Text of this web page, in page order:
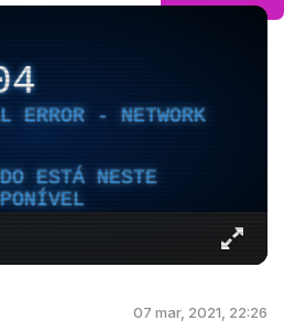
ERROR - NETWORK
ESTÁ NESTE
07 mar, 2021, 22:26